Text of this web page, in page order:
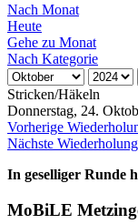
Nach Monat
Heute
Gehe zu Monat
Nach Kategorie
Stricken/Häkeln
Donnerstag, 24.
Vorherige
Nächste Wiederholung
In geselliger Runde
MoBiLE